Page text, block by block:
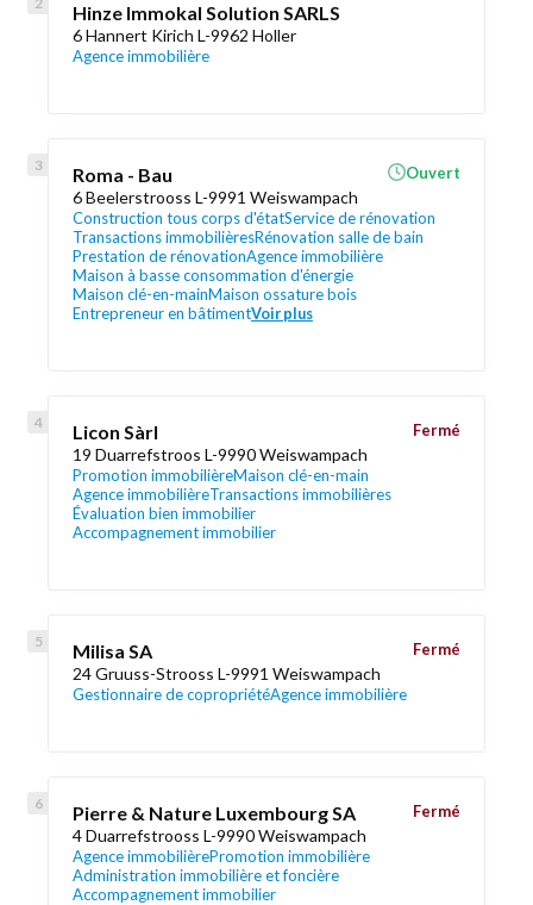
Hinze Immokal Solution SARLS
6 Hannert Kirich L-9962 Holler
Agence immobilière
Roma - Bau
6 Beelerstrooss L-9991 Weiswampach
Construction tous corps d'étatService de rénovation
Transactions immobilièresRénovation salle de bain
Prestation de rénovationAgence immobilière
Maison à basse consommation d'énergie
Maison clé-en-mainMaison ossature bois
Entrepreneur en bâtimentVoir plus
Ouvert
Licon Sàrl
19 Duarrefstroos L-9990 Weiswampach
Promotion immobilièreMaison clé-en-main
Agence immobilièreTransactions immobilières
Évaluation bien immobilier
Accompagnement immobilier
Fermé
Milisa SA
24 Gruuss-Strooss L-9991 Weiswampach
Gestionnaire de copropriétéAgence immobilière
Fermé
Pierre & Nature Luxembourg SA
4 Duarrefstrooss L-9990 Weiswampach
Agence immobilièrePromotion immobilière
Administration immobilière et foncière
Accompagnement immobilier
Fermé